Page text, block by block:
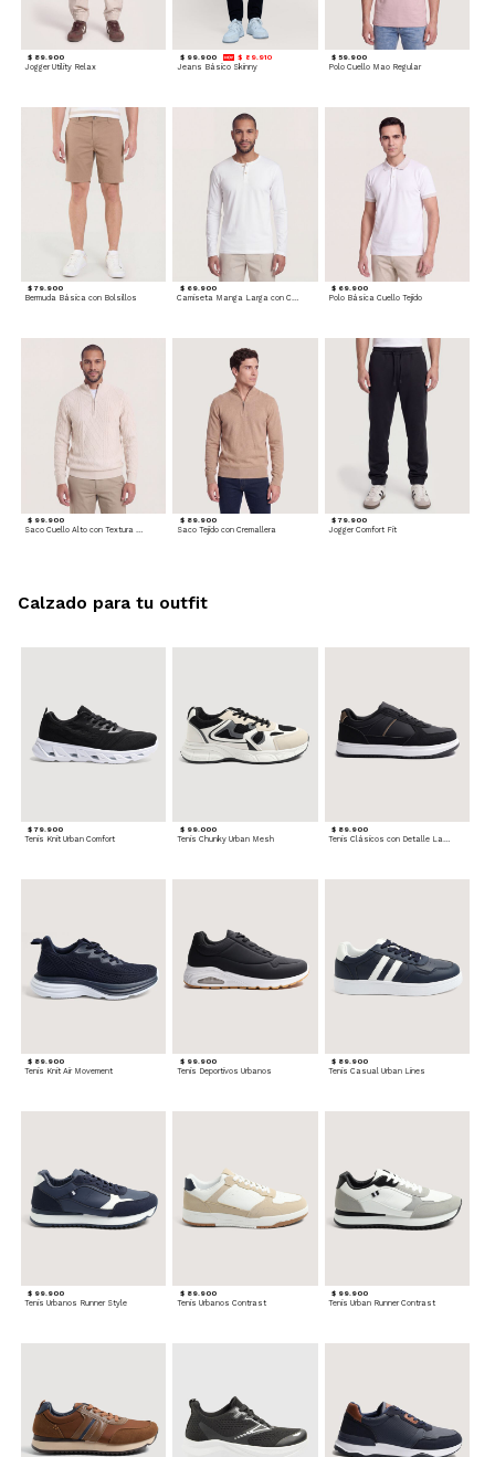
$ 89.900
Jogger Utility Relax
$ 99.900 $ 89.910
Jeans Básico Skinny
$ 59.900
Polo Cuello Mao Regular
$ 79.900
Bermuda Básica con Bolsillos
$ 69.900
Camiseta Manga Larga con Cuello Henley
$ 69.900
Polo Básica Cuello Tejido
$ 99.900
Saco Cuello Alto con Textura Trenzada
$ 89.900
Saco Tejido con Cremallera
$ 79.900
Jogger Comfort Fit
$ 79.900
Tenis Knit Urban Comfort
$ 99.000
Tenis Chunky Urban Mesh
$ 89.900
Tenis Clásicos con Detalle Lateral
$ 89.900
Tenis Knit Air Movement
$ 99.900
Tenis Deportivos Urbanos
$ 89.900
Tenis Casual Urban Lines
$ 99.900
Tenis Urbanos Runner Style
$ 89.900
Tenis Urbanos Contrast
$ 99.900
Tenis Urban Runner Contrast
Calzado para tu outfit